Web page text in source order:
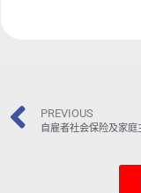
PREVIOUS